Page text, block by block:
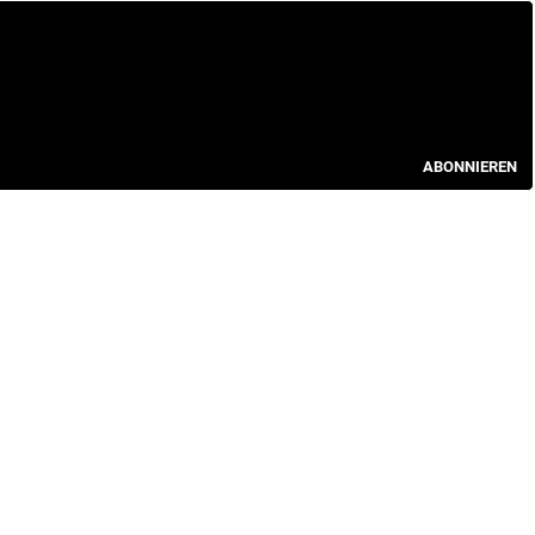
ABONNIEREN